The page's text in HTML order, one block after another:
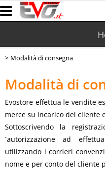
Modalità di consegna
Modalità di
Evostore effettua le vendite
merce su incarico del cliente
Sottoscrivendo la
´autorizzazione ad
utilizzando i corrieri
nome e per conto del cliente